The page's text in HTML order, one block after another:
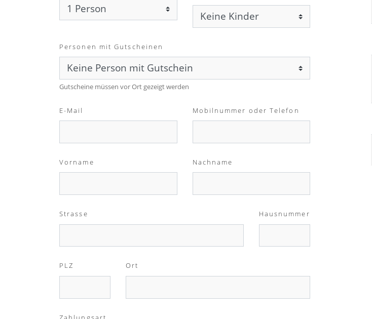
Personen mit Gutscheinen
Gutscheine müssen vor Ort gezeigt werden
E-Mail Mobilnummer oder Telefon
Vorname Nachname
Strasse Hausnummer
PLZ Ort